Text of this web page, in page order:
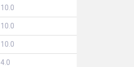
10.0
10.0
10.0
4.0